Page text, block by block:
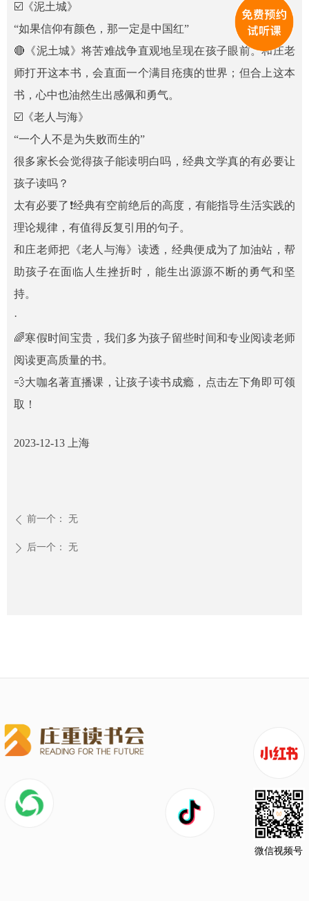
☑️《泥土城》
“如果信仰有颜色，那一定是中国红”
🔴《泥土城》将苦难战争直观地呈现在孩子眼前。和庄老
师打开这本书，会直面一个满目疮痍的世界；但合上这本
书，心中也油然生出感佩和勇气。
☑️《老人与海》
“一个人不是为失败而生的”
很多家长会觉得孩子能读明白吗，经典文学真的有必要让
孩子读吗？
太有必要了❗经典有空前绝后的高度，有能指导生活实践的
理论规律，有值得反复引用的句子。
和庄老师把《老人与海》读透，经典便成为了加油站，帮
助孩子在面临人生挫折时，能生出源源不断的勇气和坚
持。
·
🌈寒假时间宝贵，我们多为孩子留些时间和专业阅读老师
阅读更高质量的书。
💨大咖名著直播课，让孩子读书成瘾，点击左下角即可领
取！
2023-12-13 上海
ꄴ 前一个： 无
ꄲ 后一个： 无
微信视频号